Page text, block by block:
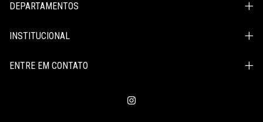
DEPARTAMENTOS
INSTITUCIONAL
ENTRE EM CONTATO